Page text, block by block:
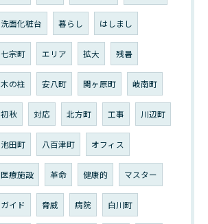
洗面化粧台 暮らし はしまし
七宗町 エリア 拡大 残暑
木の柱 安八町 関ヶ原町 岐南町
初秋 対応 北方町 工事 川辺町
池田町 八百津町 オフィス
医療施設 革命 健康的 マスター
ガイド 脅威 病院 白川町